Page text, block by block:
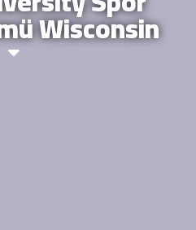
Wisconsin